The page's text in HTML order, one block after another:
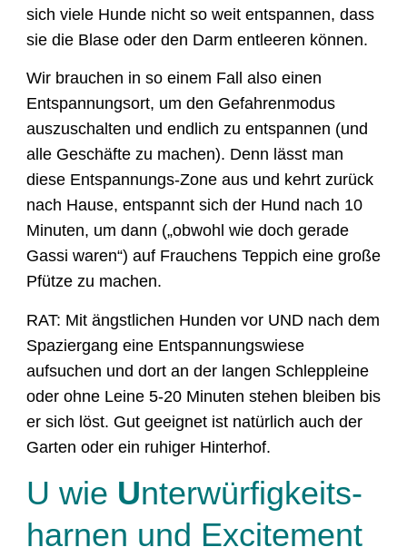
sich viele Hunde nicht so weit entspannen, dass
sie die Blase oder den Darm entleeren können.
Wir brauchen in so einem Fall also einen
Entspannungsort, um den Gefahrenmodus
auszuschalten und endlich zu entspannen (und
alle Geschäfte zu machen). Denn lässt man
diese Entspannungs-Zone aus und kehrt zurück
nach Hause, entspannt sich der Hund nach 10
Minuten, um dann („obwohl wie doch gerade
Gassi waren“) auf Frauchens Teppich eine große
Pfütze zu machen.
RAT: Mit ängstlichen Hunden vor UND nach dem
Spaziergang eine Entspannungswiese
aufsuchen und dort an der langen Schleppleine
oder ohne Leine 5-20 Minuten stehen bleiben bis
er sich löst. Gut geeignet ist natürlich auch der
Garten oder ein ruhiger Hinterhof.
U wie Unter­würfigkeits­
harnen und Excitement